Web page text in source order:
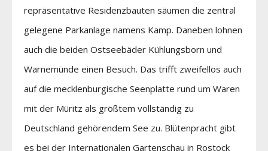
repräsentative Residenzbauten säumen die zentral
gelegene Parkanlage namens Kamp. Daneben lohnen
auch die beiden Ostseebäder Kühlungsborn und
Warnemünde einen Besuch. Das trifft zweifellos auch
auf die mecklenburgische Seenplatte rund um Waren
mit der Müritz als größtem vollständig zu
Deutschland gehörendem See zu. Blütenpracht gibt
es bei der Internationalen Gartenschau in Rostock